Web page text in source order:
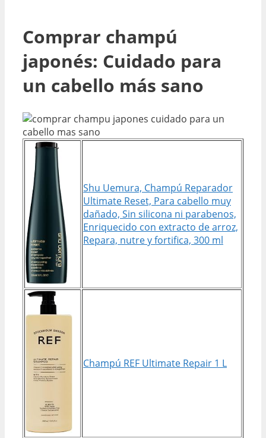
Comprar champú
japonés: Cuidado para
un cabello más sano
Shu Uemura, Champú Reparador
Ultimate Reset, Para cabello muy
dañado, Sin silicona ni parabenos,
Enriquecido con extracto de arroz,
Repara, nutre y fortifica, 300 ml
Champú REF Ultimate Repair 1 L